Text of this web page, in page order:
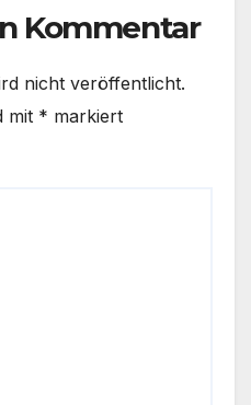
Kommentar
nicht veröffentlicht.
mit * markiert